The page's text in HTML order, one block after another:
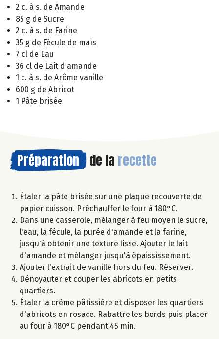
2 c. à s. de Amande
85 g de Sucre
2 c. à s. de Farine
35 g de Fécule de maïs
7 cl de Eau
36 cl de Lait d'amande
1 c. à s. de Arôme vanille
600 g de Abricot
1 Pâte brisée
Préparation de la recette
Étaler la pâte brisée sur une plaque recouverte de
papier cuisson. Préchauffer le four à 180°C.
Dans une casserole, mélanger à feu moyen le sucre,
l'eau, la fécule, la purée d'amande et la farine,
jusqu'à obtenir une texture lisse. Ajouter le lait
d'amande et mélanger jusqu'à épaississement.
Ajouter l'extrait de vanille hors du feu. Réserver.
Dénoyauter et couper les abricots en petits
quartiers.
Étaler la crème pâtissière et disposer les quartiers
d'abricots en rosace. Rabattre les bords puis placer
au four à 180°C pendant 45 min.